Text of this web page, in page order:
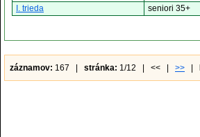
I. trieda
seniori 35+
záznamov: 167 | stránka: 1/12 | << | >>